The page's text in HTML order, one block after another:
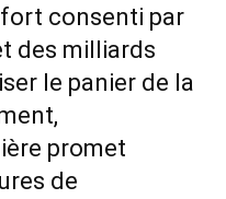
consenti par
des milliards
le panier de la
promet
de